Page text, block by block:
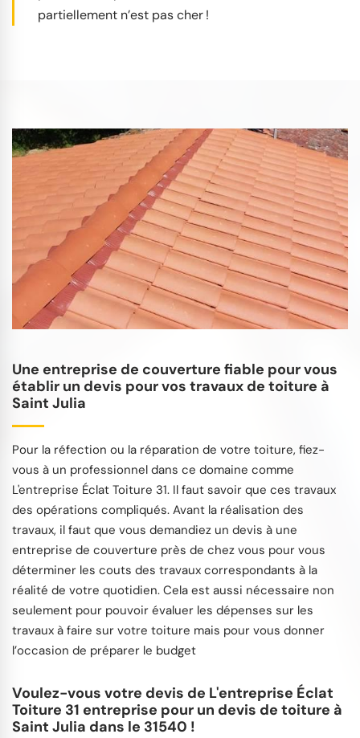
partiellement n’est pas cher !
Une entreprise de couverture fiable pour vous
établir un devis pour vos travaux de toiture à
Saint Julia
Pour la réfection ou la réparation de votre toiture, fiez-
vous à un professionnel dans ce domaine comme
L'entreprise Éclat Toiture 31. Il faut savoir que ces travaux
des opérations compliqués. Avant la réalisation des
travaux, il faut que vous demandiez un devis à une
entreprise de couverture près de chez vous pour vous
déterminer les couts des travaux correspondants à la
réalité de votre quotidien. Cela est aussi nécessaire non
seulement pour pouvoir évaluer les dépenses sur les
travaux à faire sur votre toiture mais pour vous donner
l’occasion de préparer le budget
Voulez-vous votre devis de L'entreprise Éclat
Toiture 31 entreprise pour un devis de toiture à
Saint Julia dans le 31540 !